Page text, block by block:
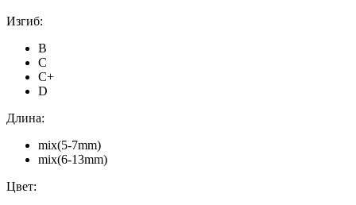
Изгиб:
B
C
C+
D
Длина:
mix(5-7mm)
mix(6-13mm)
Цвет: